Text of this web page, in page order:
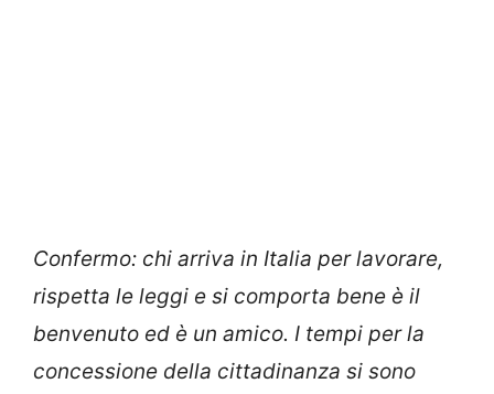
Confermo: chi arriva in Italia per lavorare,
rispetta le leggi e si comporta bene è il
benvenuto ed è un amico. I tempi per la
concessione della cittadinanza si sono